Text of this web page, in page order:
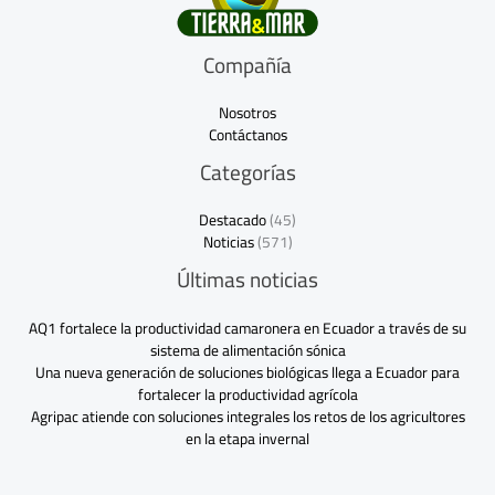
Compañía
Nosotros
Contáctanos
Categorías
Destacado(45)
Noticias(571)
Últimas noticias
AQ1 fortalece la productividad camaronera en Ecuador a través de su
sistema de alimentación sónica
Una nueva generación de soluciones biológicas llega a Ecuador para
fortalecer la productividad agrícola
Agripac atiende con soluciones integrales los retos de los agricultores
en la etapa invernal